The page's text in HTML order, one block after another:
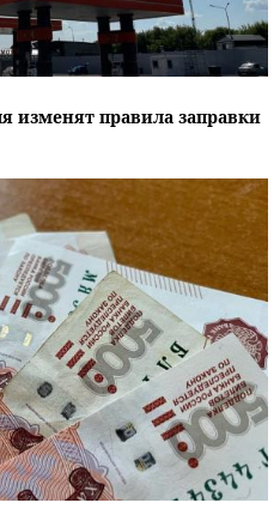
изменят правила заправки